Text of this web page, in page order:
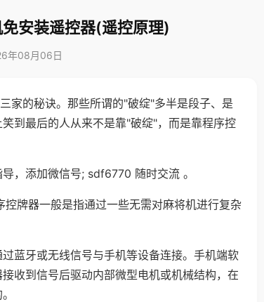
安装遥控器(遥控原理)
年08月06日
家的秘诀。那些所谓的"破绽"多半是段子、是
到最后的人从来不是靠"破绽"，而是靠程序控
，添加微信号; sdf6770 随时交流 。
牌器一般是指通过一些无需对麻将机进行复杂
蓝牙或无线信号与手机等设备连接。手机端软
收到信号后驱动内部微型电机或机械结构，在